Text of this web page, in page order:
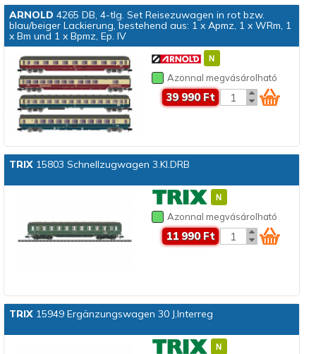
ARNOLD 4265 DB, 4-tlg. Set Reisezuwagen in rot bzw.
blau/beiger Lackierung, bestehend aus: 1 x Apmz, 1 x WRm, 1
x Bm und 1 x Bpmz, Ep. IV
Azonnal megvásárolható
39 990 Ft
TRIX15803 Schnellzugwagen 3.Kl.DRB
Azonnal megvásárolható
11 990 Ft
TRIX15949 Ergänzungswagen 30 J.Interreg